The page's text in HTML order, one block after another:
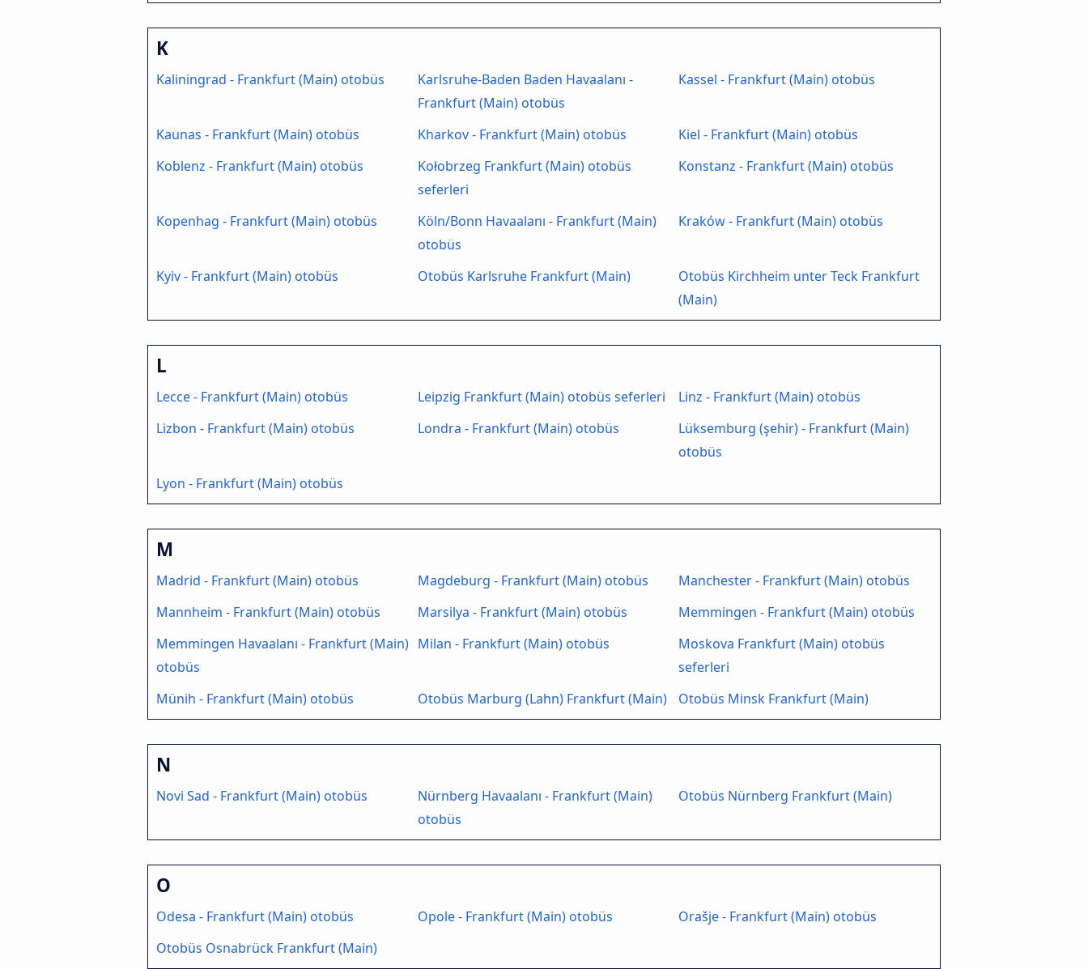
K
Kaliningrad - Frankfurt (Main) otobüs
Karlsruhe-Baden Baden Havaalanı -
Frankfurt (Main) otobüs
Kassel - Frankfurt (Main) otobüs
Kaunas - Frankfurt (Main) otobüs Kharkov - Frankfurt (Main) otobüs
Kiel - Frankfurt (Main) otobüs
Koblenz - Frankfurt (Main) otobüs
Kołobrzeg Frankfurt (Main) otobüs
seferleri
Konstanz - Frankfurt (Main) otobüs
Kopenhag - Frankfurt (Main) otobüs
Köln/Bonn Havaalanı - Frankfurt (Main)
otobüs
Kraków - Frankfurt (Main) otobüs
Kyiv - Frankfurt (Main) otobüs Otobüs Karlsruhe Frankfurt (Main)
Otobüs Kirchheim unter Teck Frankfurt
(Main)
L
Lecce - Frankfurt (Main) otobüs Leipzig Frankfurt (Main) otobüs seferleri
Linz - Frankfurt (Main) otobüs
Lizbon - Frankfurt (Main) otobüs
Londra - Frankfurt (Main) otobüs
Lüksemburg (şehir) - Frankfurt (Main)
otobüs
Lyon - Frankfurt (Main) otobüs
M
Madrid - Frankfurt (Main) otobüs Magdeburg - Frankfurt (Main) otobüs
Manchester - Frankfurt (Main) otobüs
Mannheim - Frankfurt (Main) otobüs
Marsilya - Frankfurt (Main) otobüs
Memmingen - Frankfurt (Main) otobüs
Memmingen Havaalanı - Frankfurt (Main)
otobüs
Milan - Frankfurt (Main) otobüs
Moskova Frankfurt (Main) otobüs
seferleri
Münih - Frankfurt (Main) otobüs
Otobüs Marburg (Lahn) Frankfurt (Main) Otobüs Minsk Frankfurt (Main)
N
Novi Sad - Frankfurt (Main) otobüs
Nürnberg Havaalanı - Frankfurt (Main)
otobüs
Otobüs Nürnberg Frankfurt (Main)
O
Odesa - Frankfurt (Main) otobüs Opole - Frankfurt (Main) otobüs
Orašje - Frankfurt (Main) otobüs
Otobüs Osnabrück Frankfurt (Main)